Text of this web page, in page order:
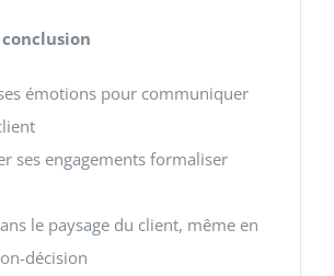
émotions pour communiquer
ses engagements formaliser
le paysage du client, même en
décision